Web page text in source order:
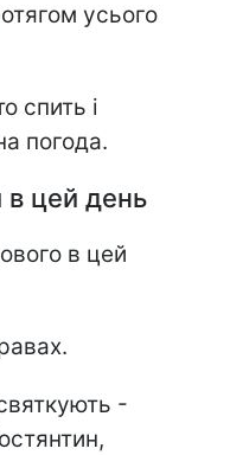
усього
спить і
погода.
цей день
в цей
-